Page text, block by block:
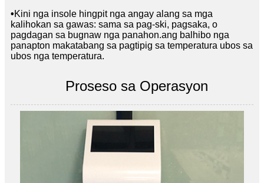
•Kini nga insole hingpit nga angay alang sa mga
kalihokan sa gawas: sama sa pag-ski, pagsaka, o
pagdagan sa bugnaw nga panahon.ang balhibo nga
panapton makatabang sa pagtipig sa temperatura ubos sa
ubos nga temperatura.
Proseso sa Operasyon